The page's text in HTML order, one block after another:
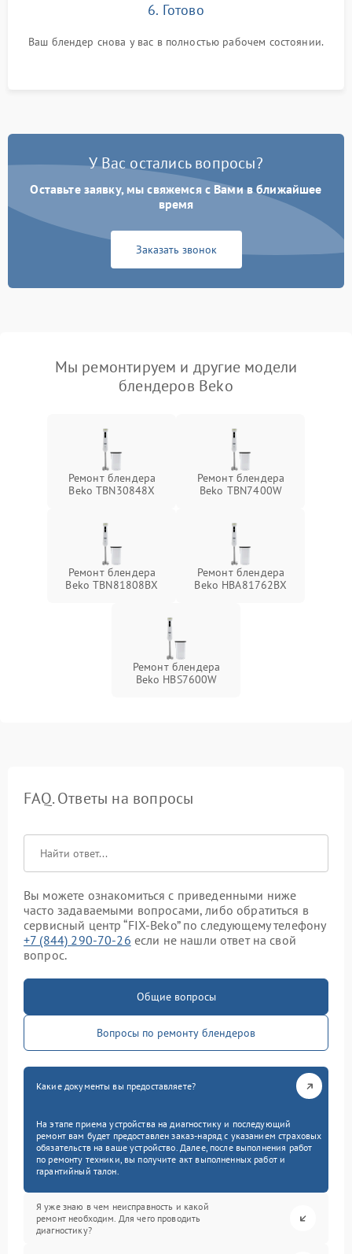
6. Готово
Ваш блендер снова у вас в полностью рабочем состоянии.
У Вас остались вопросы?
Оставьте заявку, мы свяжемся с Вами в ближайшее
время
Заказать звонок
Мы ремонтируем и другие модели
блендеров Beko
Ремонт блендера
Beko TBN30848X
Ремонт блендера
Beko TBN7400W
Ремонт блендера
Beko TBN81808BX
Ремонт блендера
Beko HBA81762BX
Ремонт блендера
Beko HBS7600W
FAQ. Ответы на вопросы
Вы можете ознакомиться с приведенными ниже
часто задаваемыми вопросами, либо обратиться в
сервисный центр “FIX-Beko” по следующему телефону
+7 (844) 290-70-26 если не нашли ответ на свой
вопрос.
Общие вопросы
Вопросы по ремонту блендеров
Какие документы вы предоставляете?
На этапе приема устройства на диагностику и последующий
ремонт вам будет предоставлен заказ-наряд с указанием страховых
обязательств на ваше устройство. Далее, после выполнения работ
по ремонту техники, вы получите акт выполненных работ и
гарантийный талон.
Я уже знаю в чем неисправность и какой
ремонт необходим. Для чего проводить
диагностику?